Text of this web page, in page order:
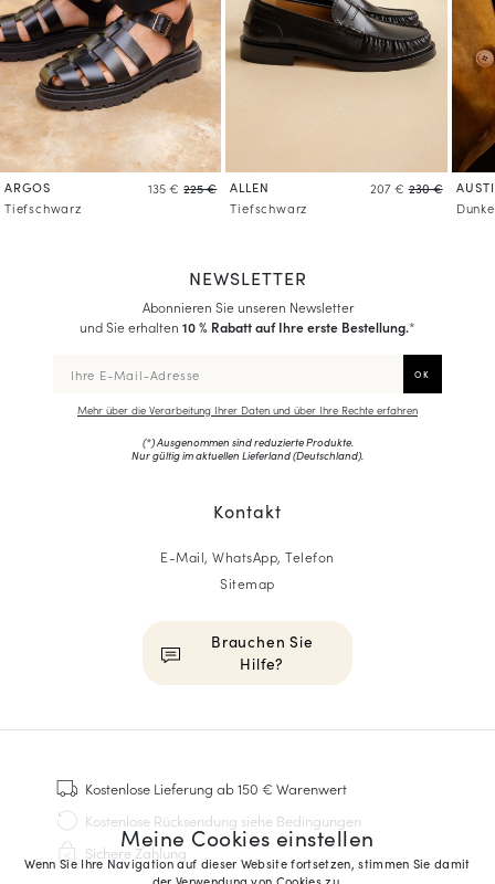
ARGOS 135 € 225 €
Tiefschwarz
ALLEN 207 € 230 €
Tiefschwarz
Meine Cookies einstellen
Wenn Sie Ihre Navigation auf dieser Website fortsetzen, stimmen Sie damit
NEWSLETTER
Abonnieren Sie unseren Newsletter
und Sie erhalten 10 % Rabatt auf Ihre erste Bestellung.*
Mehr über die Verarbeitung Ihrer Daten und über Ihre Rechte erfahren
(*) Ausgenommen sind reduzierte Produkte.
Nur gültig im aktuellen Lieferland (Deutschland).
Kontakt
E-Mail, WhatsApp, Telefon
Sitemap
Brauchen Sie
Hilfe?
Sneakers
Goodyear genäht
Derbys & Richelieu
Richelieu-Herrenschuhe
Kostenlose Lieferung ab 150 € Warenwert
Kostenlose Rücksendung siehe Bedingungen
Sichere Zahlung